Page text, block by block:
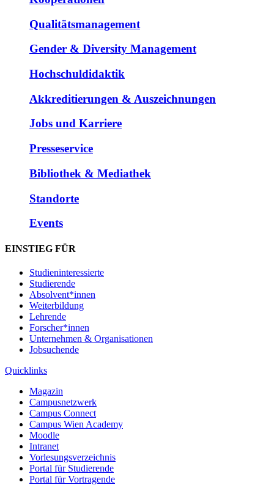
Qualitätsmanagement
Gender & Diversity Management
Hochschuldidaktik
Akkreditierungen & Auszeichnungen
Jobs und Karriere
Presseservice
Bibliothek & Mediathek
Standorte
Events
EINSTIEG FÜR
Studieninteressierte
Studierende
Absolvent*innen
Weiterbildung
Lehrende
Forscher*innen
Unternehmen & Organisationen
Jobsuchende
Quicklinks
Magazin
Campusnetzwerk
Campus Connect
Campus Wien Academy
Moodle
Intranet
Vorlesungsverzeichnis
Portal für Studierende
Portal für Vortragende